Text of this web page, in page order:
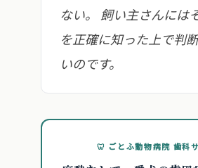
ない。 飼い主さんには
を正確に知った上で判
いのです。
🦷 ごとふ動物病院 歯科